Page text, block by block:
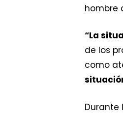
hombre
“La
de los
como
Durante